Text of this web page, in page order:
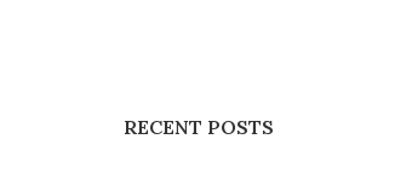
RECENT POSTS